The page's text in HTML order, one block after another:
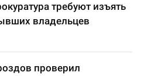
требуют изъять
владельцев
проверил